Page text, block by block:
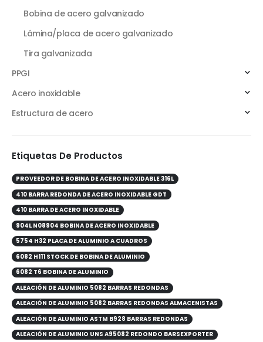
Bobina de acero galvanizado
Lámina/placa de acero galvanizado
Tira galvanizada
PPGI
Acero inoxidable
Estructura de acero
Etiquetas De Productos
PROVEEDOR DE BOBINA DE ACERO INOXIDABLE 316L
410 BARRA REDONDA DE ACERO INOXIDABLE GDT
410 BARRA DE ACERO INOXIDABLE
904L N08904 BOBINA DE ACERO INOXIDABLE
5754 H32 PLACA DE ALUMINIO A CUADROS
6082 H111 STOCK DE BOBINA DE ALUMINIO
6082 T6 BOBINA DE ALUMINIO
ALEACIÓN DE ALUMINIO 5082 BARRAS REDONDAS
ALEACIÓN DE ALUMINIO 5082 BARRAS REDONDAS ALMACENISTAS
ALEACIÓN DE ALUMINIO ASTM B928 BARRAS REDONDAS
ALEACIÓN DE ALUMINIO UNS A95082 REDONDO BARSEXPORTER